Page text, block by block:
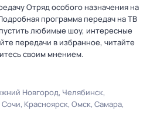
Отряд особого назначения на
программа передач на ТВ
любимые шоу, интересные
передачи в избранное, читайте
своим мнением.
Новгород Челябинск
Сочи Красноярск Омск Самара